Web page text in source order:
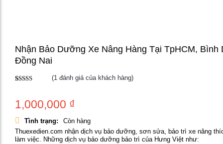
Nhận Bảo Dưỡng Xe Nâng Hàng Tại TpHCM, Bình
Đồng Nai
đánh giá
(1 đánh giá của khách hàng)
1,000,000 ₫
Tình trạng:
Còn hàng
Thuexedien.com nhận dịch vụ bảo dưỡng, sơn sửa, bảo trì xe nâng
làm việc. Những dịch vụ bảo dưỡng bảo trì của Hưng Việt như: